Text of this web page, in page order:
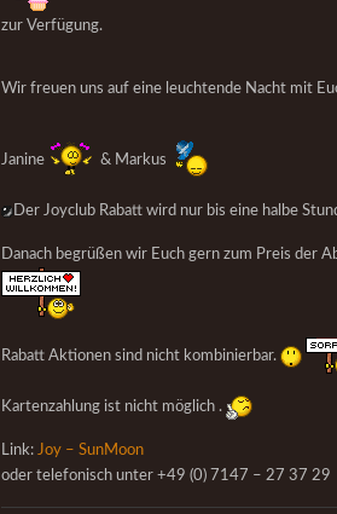
zur Verfügung.
Wir freuen uns auf eine leuchtende Nacht mit
Janine & Markus
Der Joyclub Rabatt wird nur bis eine halbe
Danach begrüßen wir Euch gern zum Preis der
Rabatt Aktionen sind nicht kombinierbar.
Kartenzahlung ist nicht möglich .
Link: Joy – SunMoon
oder telefonisch unter +49 (0) 7147 – 27 37 29